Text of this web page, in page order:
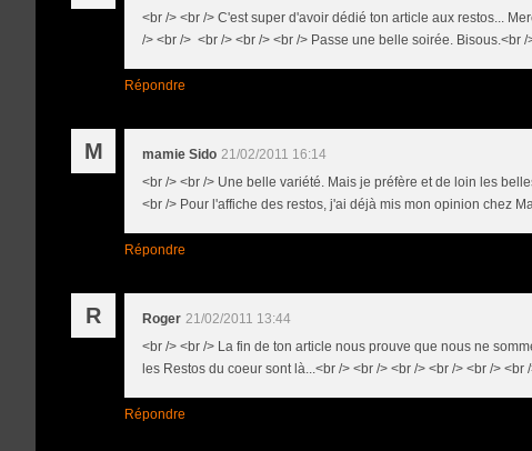
<br /> <br /> C'est super d'avoir dédié ton article aux restos...
/> <br /> <br /> <br /> <br /> Passe une belle soirée. Bisous.<br /
Répondre
M mamie Sido 21/02/2011 16:14
<br /> <br /> Une belle variété. Mais je préfère et de loin les
<br /> Pour l'affiche des restos, j'ai déjà mis mon opinion chez
Répondre
R Roger 21/02/2011 13:44
<br /> <br /> La fin de ton article nous prouve que nous ne
les Restos du coeur sont là...<br /> <br /> <br /> <br /> <br /> <br
Répondre